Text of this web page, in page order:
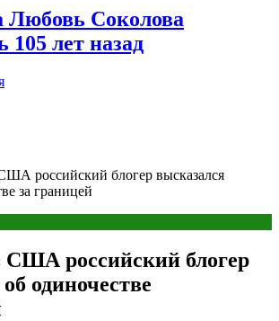
Любовь Соколова
105 лет назад
российский блогер высказался
за границей
российский блогер
одиночестве